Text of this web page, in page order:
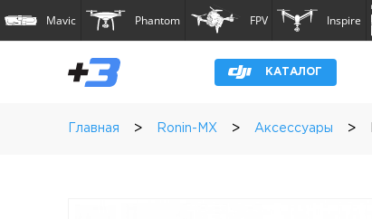
Mavic Phantom FPV Inspire
КАТАЛОГ
Главная > Ronin-MX > Аксессуары >